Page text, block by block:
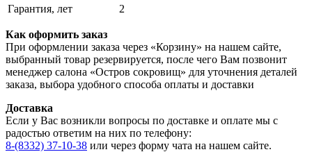
Гарантия, лет
2
Как оформить заказ
При оформлении заказа через «Корзину» на нашем сайте,
выбранный товар резервируется, после чего Вам позвонит
менеджер салона «Остров сокровищ» для уточнения деталей
заказа, выбора удобного способа оплаты и доставки
Доставка
Если у Вас возникли вопросы по доставке и оплате мы с
радостью ответим на них по телефону:
8-(8332) 37-10-38 или через форму чата на нашем сайте.